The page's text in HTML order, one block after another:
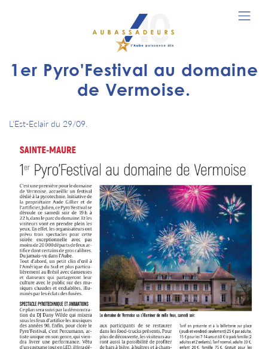
1er Pyro'Festival au domaine
de Vermoise.
L'Est-Eclair du 29/09.